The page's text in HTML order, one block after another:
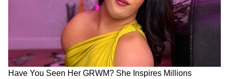
नीता अंबानी ने कहा, "इस साल, हम अपने नए सेवनहिल्स
DOWNLOAD APP